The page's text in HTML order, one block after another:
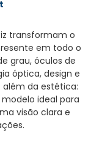
transformam o
em todo o
grau, óculos de
óptica, design e
além da estética:
ideal para
visão clara e